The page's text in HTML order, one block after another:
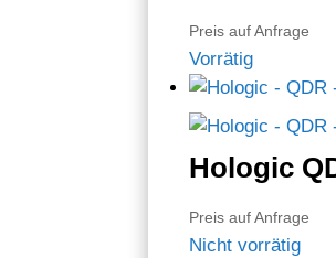
Preis auf Anfrage
Vorrätig
Hologic
Preis auf Anfrage
Nicht vorrätig